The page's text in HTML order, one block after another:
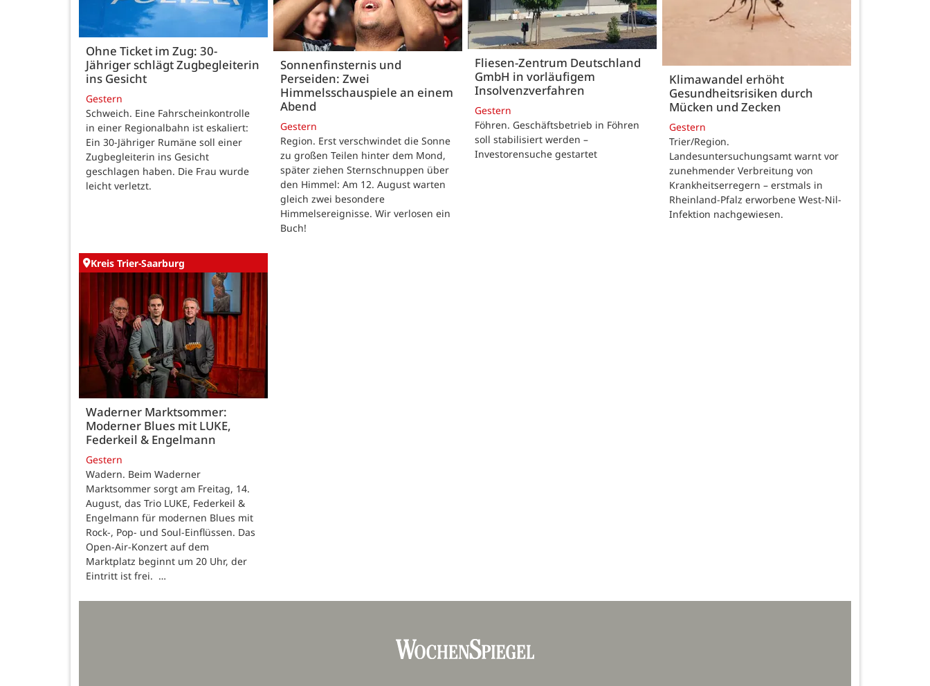
Ohne Ticket im Zug: 30-
Jähriger schlägt Zugbegleiterin
ins Gesicht
Gestern
Schweich. Eine Fahrscheinkontrolle
in einer Regionalbahn ist eskaliert:
Ein 30-Jähriger Rumäne soll einer
Zugbegleiterin ins Gesicht
geschlagen haben. Die Frau wurde
leicht verletzt.
Sonnenfinsternis und
Perseiden: Zwei
Himmelsschauspiele an einem
Abend
Gestern
Region. Erst verschwindet die Sonne
zu großen Teilen hinter dem Mond,
später ziehen Sternschnuppen über
den Himmel: Am 12. August warten
gleich zwei besondere
Himmelsereignisse. Wir verlosen ein
Buch!
Fliesen-Zentrum Deutschland
GmbH in vorläufigem
Insolvenzverfahren
Gestern
Föhren. Geschäftsbetrieb in Föhren
soll stabilisiert werden –
Investorensuche gestartet
Klimawandel erhöht
Gesundheitsrisiken durch
Mücken und Zecken
Gestern
Trier/Region.
Landesuntersuchungsamt warnt vor
zunehmender Verbreitung von
Krankheitserregern – erstmals in
Rheinland-Pfalz erworbene West-Nil-
Infektion nachgewiesen.
Kreis Trier-Saarburg
Waderner Marktsommer:
Moderner Blues mit LUKE,
Federkeil & Engelmann
Gestern
Wadern. Beim Waderner
Marktsommer sorgt am Freitag, 14.
August, das Trio LUKE, Federkeil &
Engelmann für modernen Blues mit
Rock-, Pop- und Soul-Einflüssen. Das
Open-Air-Konzert auf dem
Marktplatz beginnt um 20 Uhr, der
Eintritt ist frei. …